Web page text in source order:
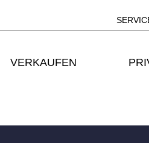
VERKAUFEN